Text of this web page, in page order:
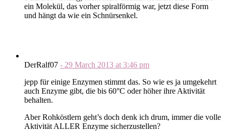
ein Molekül, das vorher spiralförmig war, jetzt diese Form
und hängt da wie ein Schnürsenkel.
DerRalf07 - 29 March 2013 at 3:46 pm
jepp für einige Enzymen stimmt das. So wie es ja umgekehrt
auch Enzyme gibt, die bis 60°C oder höher ihre Aktivität
behalten.
Aber Rohköstlern geht’s doch denk ich drum, immer die volle
Aktivität ALLER Enzyme sicherzustellen?